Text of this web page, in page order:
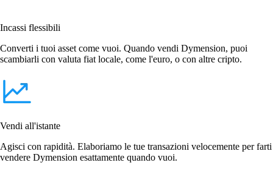
Incassi flessibili
Converti i tuoi asset come vuoi. Quando vendi Dymension, puoi
scambiarli con valuta fiat locale, come l'euro, o con altre cripto.
Vendi all'istante
Agisci con rapidità. Elaboriamo le tue transazioni velocemente per farti
vendere Dymension esattamente quando vuoi.